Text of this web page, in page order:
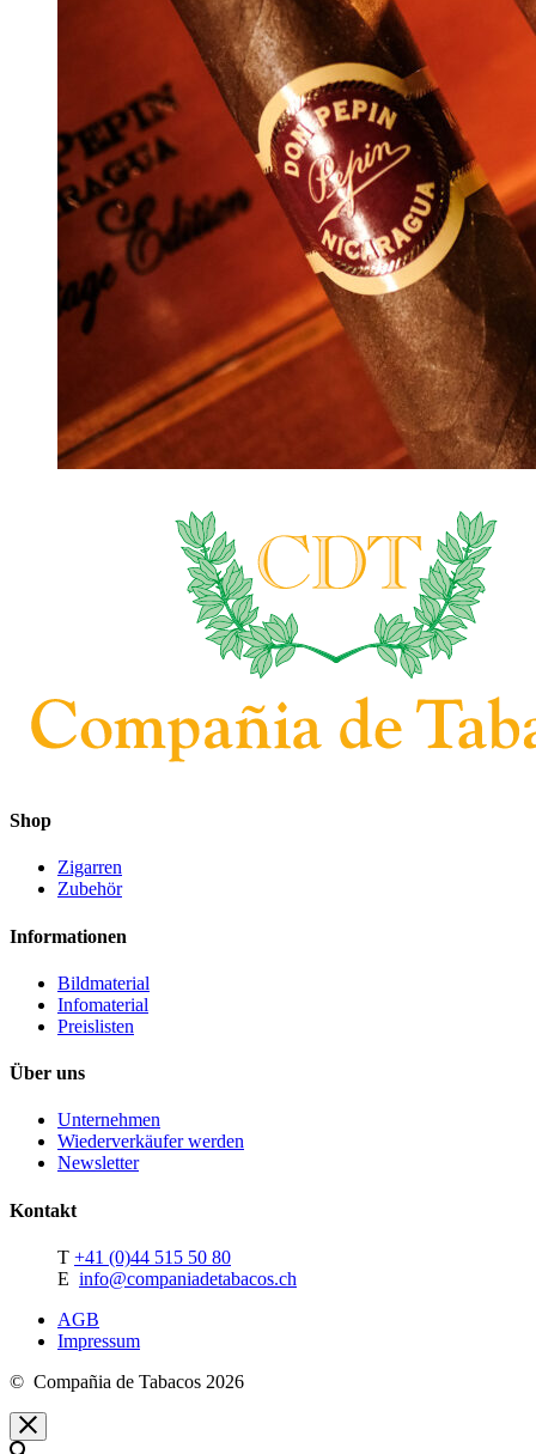
Shop
Zigarren
Zubehör
Informationen
Bildmaterial
Infomaterial
Preislisten
Über uns
Unternehmen
Wiederverkäufer werden
Newsletter
Kontakt
T +41 (0)44 515 50 80
E info@companiadetabacos.ch
AGB
Impressum
© Compañia de Tabacos 2026